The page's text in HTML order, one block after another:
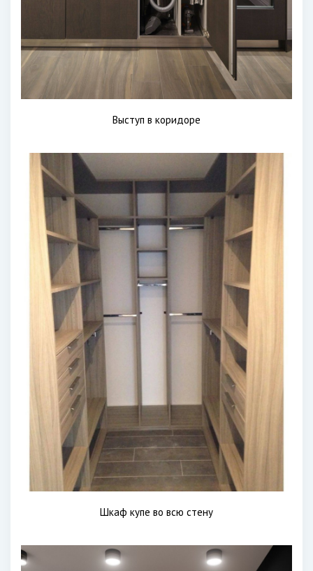
Выступ в коридоре
Шкаф купе во всю стену